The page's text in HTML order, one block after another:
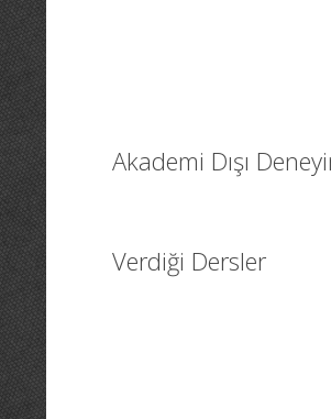
Akademi Dışı
Verdiği Dersler